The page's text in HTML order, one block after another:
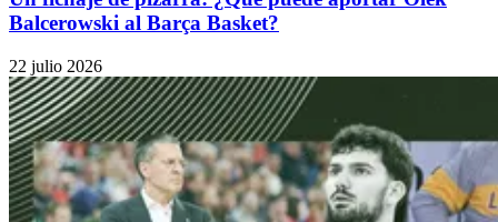
Balcerowski al Barça Basket?
22 julio 2026